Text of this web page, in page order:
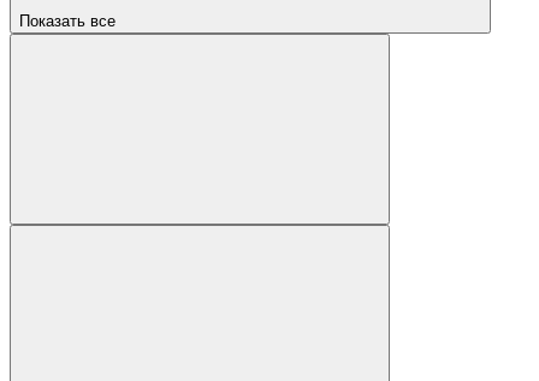
Показать все